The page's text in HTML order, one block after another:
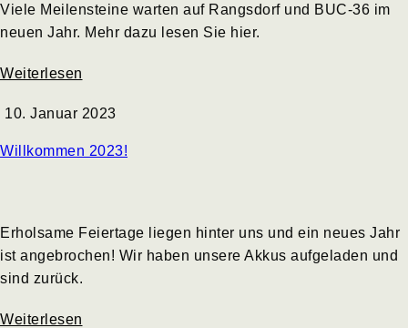
Viele Meilensteine warten auf Rangsdorf und BUC-36 im
neuen Jahr. Mehr dazu lesen Sie hier.
Weiterlesen
10. Januar 2023
Willkommen 2023!
Erholsame Feiertage liegen hinter uns und ein neues Jahr
ist angebrochen! Wir haben unsere Akkus aufgeladen und
sind zurück.
Weiterlesen